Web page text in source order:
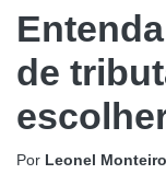
de
Por Leonel Monteiro